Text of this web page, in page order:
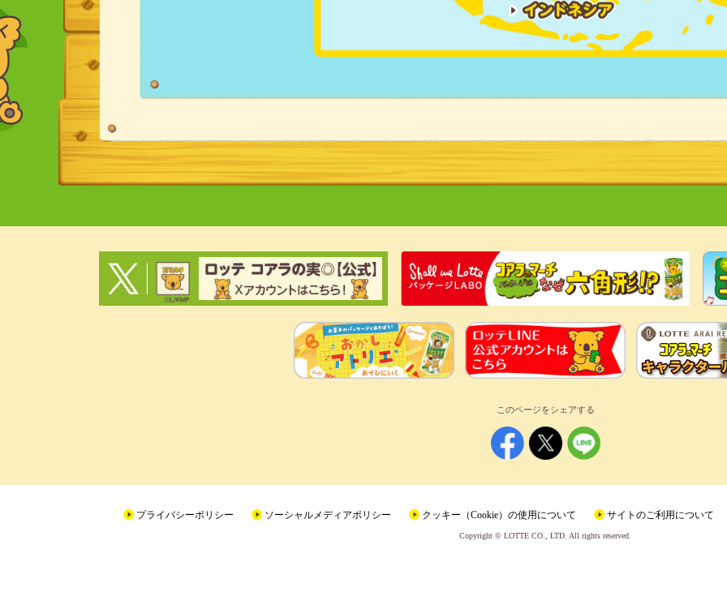
このページをシェアする
プライバシーポリシー ソーシャルメディアポリシー クッキー（Cookie）の使用について サイトのご利用について
Copyright © LOTTE CO., LTD. All rights reserved.